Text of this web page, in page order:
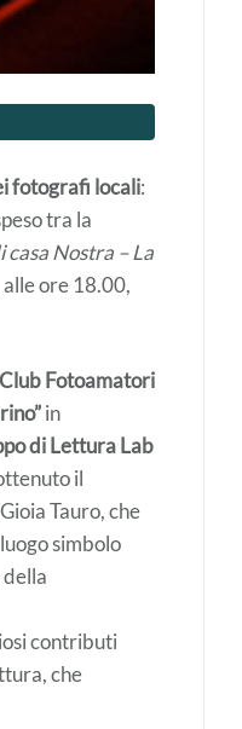
fotografi locali:
tra la
casa Nostra – La
ore 18.00,
Club Fotoamatori
in
di Lettura Lab
il
Tauro, che
simbolo
contributi
che